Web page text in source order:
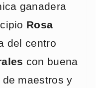
ganadera
Rosa
del centro
con buena
maestros y